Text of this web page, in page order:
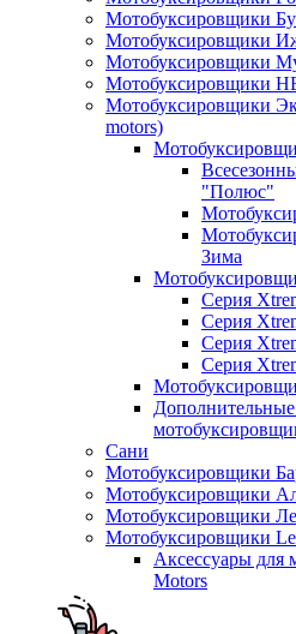
Мотобуксировщики
Мотобуксировщики
Мотобуксировщики
Мотобуксировщики
Мотобуксировщики
motors)
"Полюс"
Зима
Серия
Серия
Серия
Серия
Сани
Мотобуксировщики
Мотобуксировщики
Мотобуксировщики
Мотобуксировщики
Аксессуары для
Motors